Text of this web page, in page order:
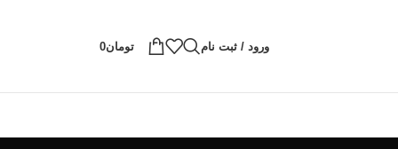
ورود / ثبت نام تومان0